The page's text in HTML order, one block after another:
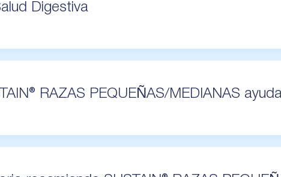
Digestiva
RAZAS PEQUEÑAS/MEDIANAS